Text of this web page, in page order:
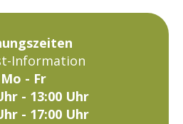
Information
Mo - Fr
- 13:00 Uhr
- 17:00 Uhr